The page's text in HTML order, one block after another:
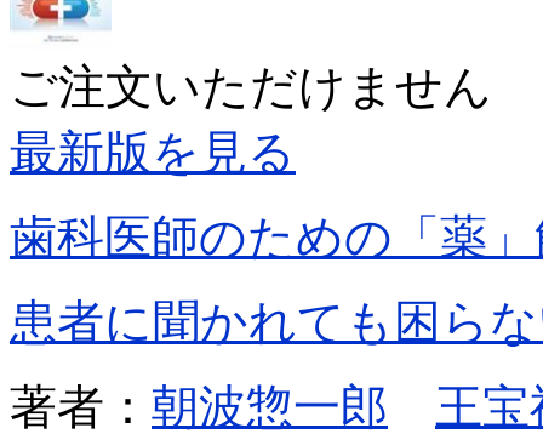
ご注文いただけません
最新版を見る
歯科医師のための「薬
患者に聞かれても困ら
著者： 朝波惣一郎
王宝